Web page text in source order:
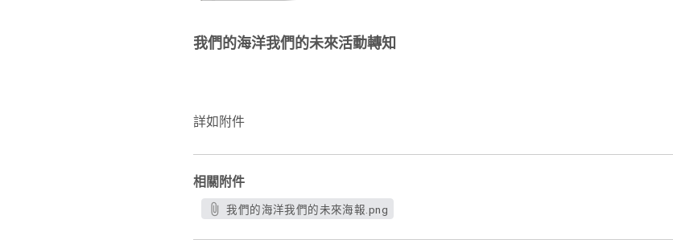
我們的海洋我們的未來活動轉知
詳如附件
相關附件
我們的海洋我們的未來海報.png